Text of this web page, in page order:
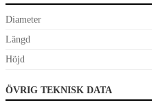
Diameter
Längd
Höjd
ÖVRIG TEKNISK DATA